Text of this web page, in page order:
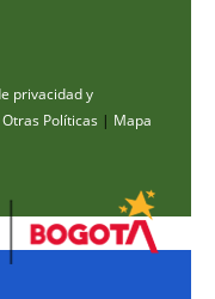
privacidad y
Otras Políticas | Mapa